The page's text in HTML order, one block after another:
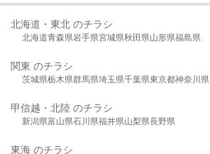
北海道・東北 のチラシ
北海道青森県岩手県宮城県秋田県山形県福島県
関東 のチラシ
茨城県栃木県群馬県埼玉県千葉県東京都神奈川県
甲信越・北陸 のチラシ
新潟県富山県石川県福井県山梨県長野県
東海 のチラシ